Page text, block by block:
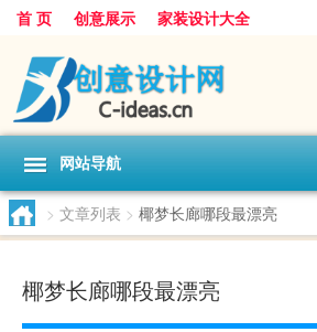
首 页 创意展示 家装设计大全
网站导航
> 文章列表 > 椰梦长廊哪段最漂亮
椰梦长廊哪段最漂亮